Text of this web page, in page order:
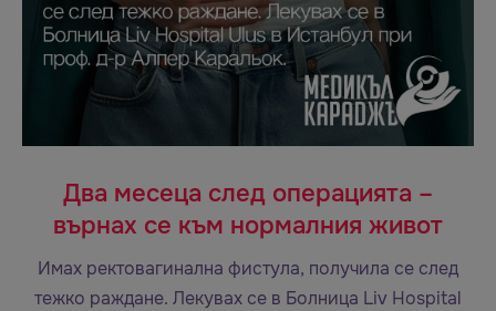
Два месеца след операцията –
върнах се към нормалния живот
Имах ректовагинална фистула, получила се след
тежко раждане. Лекувах се в Болница Liv Hospital